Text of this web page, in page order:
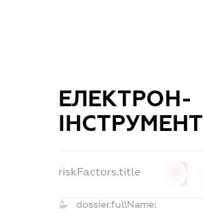
ЕЛЕКТРОН-
ІНСТРУМЕНТ
riskFactors.title
dossier.fullName: